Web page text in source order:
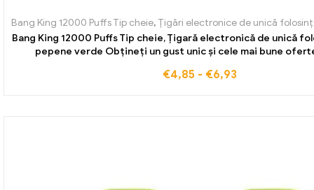
Bang King 12000 Puffs Tip cheie, Țigări electronice de unică
Bang King 12000 Puffs Tip cheie, Țigară electronică de unică
pepene verde Obțineți un gust unic și cele mai bune
€4,85 - €6,93